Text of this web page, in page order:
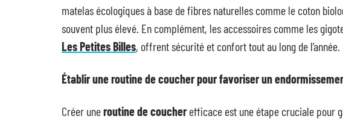
matelas écologiques à base de fibres naturelles comme le coton
souvent plus élevé. En complément, les accessoires comme les
Les Petites Billes, offrent sécurité et confort tout au long de l’année.
Établir une routine de coucher pour favoriser un
Créer uneroutine de coucherefficace est une étape cruciale pour